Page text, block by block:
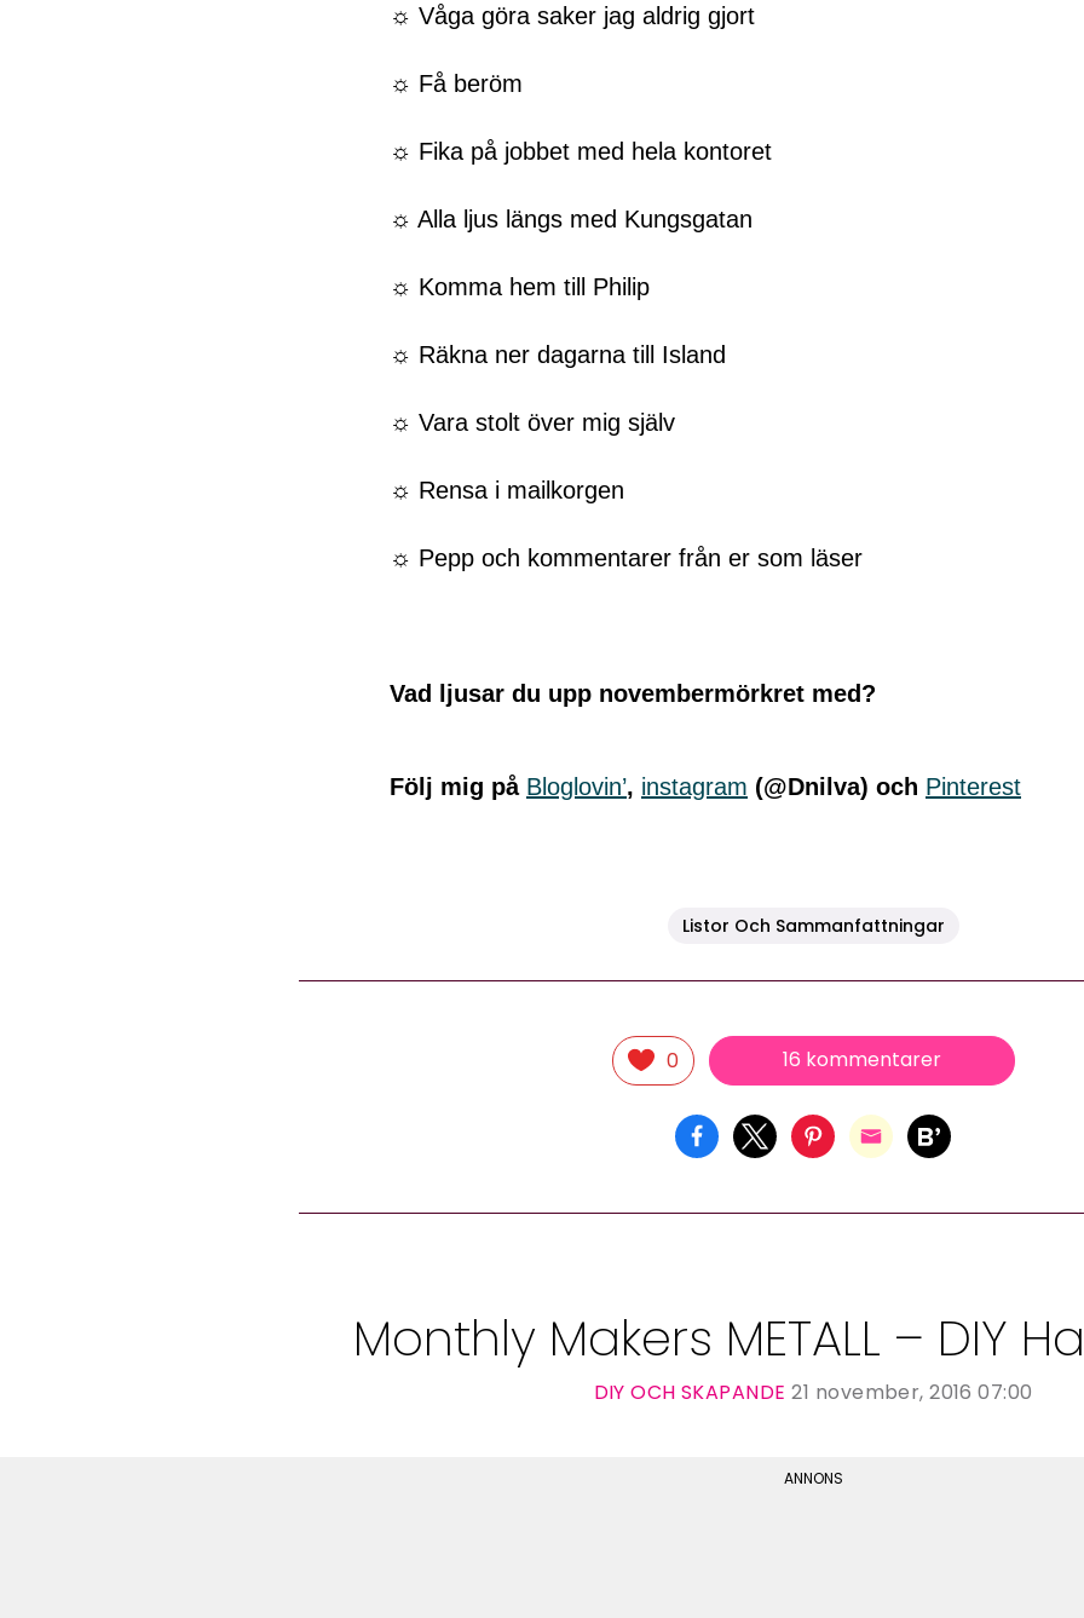
☼ Våga göra saker jag aldrig gjort
☼ Få beröm
☼ Fika på jobbet med hela kontoret
☼ Alla ljus längs med Kungsgatan
☼ Komma hem till Philip
☼ Räkna ner dagarna till Island
☼ Vara stolt över mig själv
☼ Rensa i mailkorgen
☼ Pepp och kommentarer från er som läser
Vad ljusar du upp novembermörkret med?
Följ mig på Bloglovin’, instagram (@Dnilva) och Pinterest
Listor Och Sammanfattningar
0 16 kommentarer
Monthly Makers METALL – DIY
DIY OCH SKAPANDE 21 november, 2016 07:00